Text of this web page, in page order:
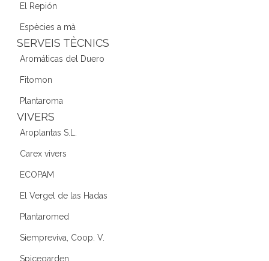
El Repión
Espècies a mà
SERVEIS TÈCNICS
Aromáticas del Duero
Fitomon
Plantaroma
VIVERS
Aroplantas S.L.
Carex vivers
ECOPAM
El Vergel de las Hadas
Plantaromed
Siempreviva, Coop. V.
Spicegarden